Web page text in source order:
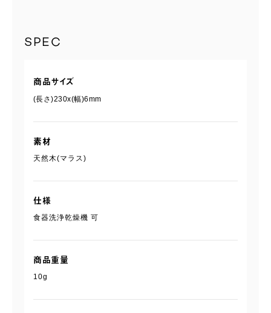
SPEC
商品サイズ
(長さ)230x(幅)6mm
素材
天然木(マラス)
仕様
食器洗浄乾燥機 可
商品重量
10g